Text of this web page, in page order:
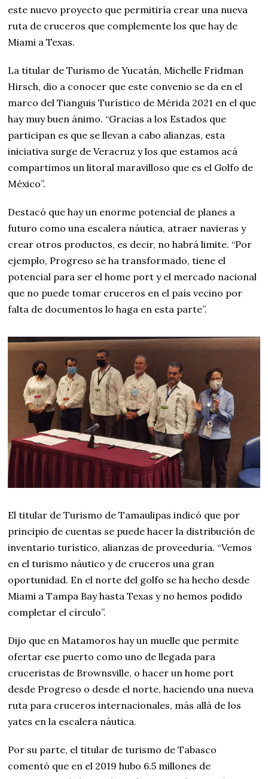
este nuevo proyecto que permitiría crear una nueva
ruta de cruceros que complemente los que hay de
Miami a Texas.
La titular de Turismo de Yucatán, Michelle Fridman
Hirsch, dio a conocer que este convenio se da en el
marco del Tianguis Turístico de Mérida 2021 en el que
hay muy buen ánimo. “Gracias a los Estados que
participan es que se llevan a cabo alianzas, esta
iniciativa surge de Veracruz y los que estamos acá
compartimos un litoral maravilloso que es el Golfo de
México”.
Destacó que hay un enorme potencial de planes a
futuro como una escalera náutica, atraer navieras y
crear otros productos, es decir, no habrá limite. “Por
ejemplo, Progreso se ha transformado, tiene el
potencial para ser el home port y el mercado nacional
que no puede tomar cruceros en el país vecino por
falta de documentos lo haga en esta parte”.
El titular de Turismo de Tamaulipas indicó que por
principio de cuentas se puede hacer la distribución de
inventario turístico, alianzas de proveeduría. “Vemos
en el turismo náutico y de cruceros una gran
oportunidad. En el norte del golfo se ha hecho desde
Miami a Tampa Bay hasta Texas y no hemos podido
completar el círculo”.
Dijo que en Matamoros hay un muelle que permite
ofertar ese puerto como uno de llegada para
cruceristas de Brownsville, o hacer un home port
desde Progreso o desde el norte, haciendo una nueva
ruta para cruceros internacionales, más allá de los
yates en la escalera náutica.
Por su parte, el titular de turismo de Tabasco
comentó que en el 2019 hubo 6.5 millones de